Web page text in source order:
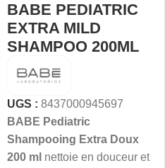
BABE PEDIATRIC
EXTRA MILD
SHAMPOO 200ML
UGS : 8437000945697
BABE Pediatric
Shampooing Extra Doux
200 ml nettoie en douceur et